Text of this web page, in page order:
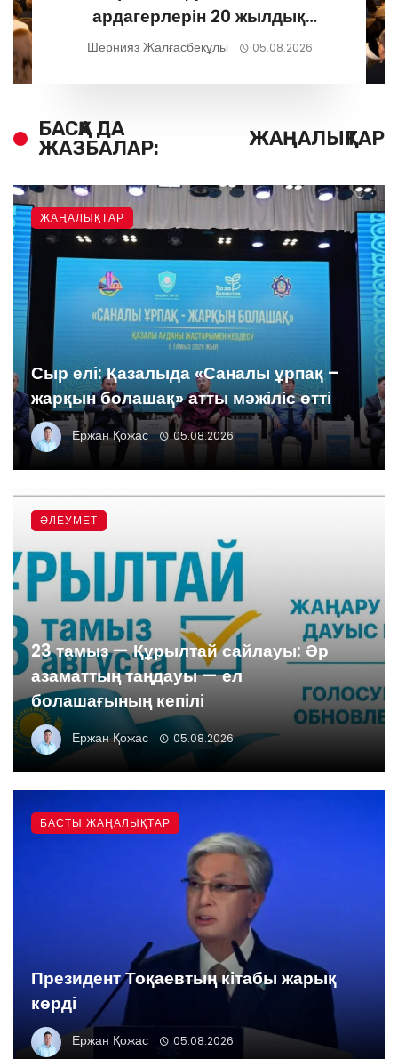
ардагерлерін 20 жылдық
мерейтоймен құттықтады
Шернияз Жалғасбекұлы 05.08.2026
БАСҚА ДА
ЖАЗБАЛАР:
ЖАҢАЛЫҚТАР
Сыр елі: Қазалыда «Саналы ұрпақ –
жарқын болашақ» атты мәжіліс өтті
Ержан Қожас 05.08.2026
ЖАҢАЛЫҚТАР
23 тамыз — Құрылтай сайлауы: Әр
азаматтың таңдауы — ел
болашағының кепілі
Ержан Қожас 05.08.2026
ӘЛЕУМЕТ
Президент Тоқаевтың кітабы жарық
көрді
Ержан Қожас 05.08.2026
БАСТЫ ЖАҢАЛЫҚТАР